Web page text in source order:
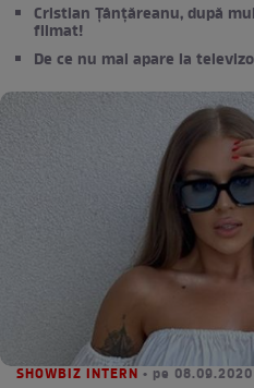
Cristian Țânțăreanu, după
filmat!
De ce nu mai apare la
SHOWBIZ INTERN • pe